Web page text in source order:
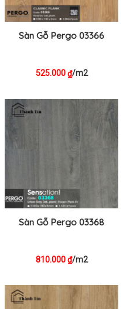
Sàn Gỗ Pergo 03366
525.000₫/m2
Sàn Gỗ Pergo 03368
810.000₫/m2